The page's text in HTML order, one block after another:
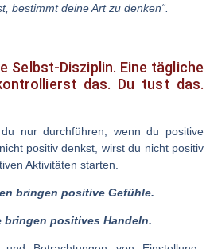
bestimmt deine Art zu denken“.
Selbst-Disziplin. Eine tägliche
das. Du tust das.
nur durchführen, wenn du positive
positiv denkst, wirst du nicht positiv
Aktivitäten starten.
bringen positive Gefühle.
bringen positives Handeln.